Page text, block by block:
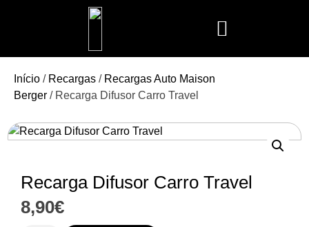
Início / Recargas / Recargas Auto Maison
Berger / Recarga Difusor Carro Travel
Recarga Difusor Carro Travel
8,90€